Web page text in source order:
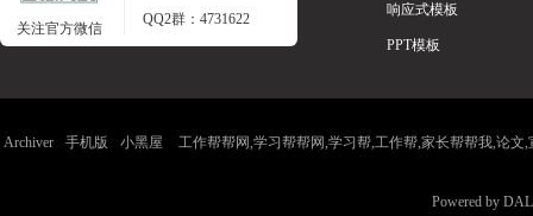
关注官方微信
QQ2群：4731622
响应式模板
PPT模板
Archiver 手机版 小黑屋 工作帮帮网,学习帮帮网,学习帮,工作帮,家长帮帮我,论
Powered by